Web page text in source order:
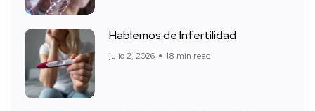
Hablemos de Infertilidad
julio 2, 2026 18 min read